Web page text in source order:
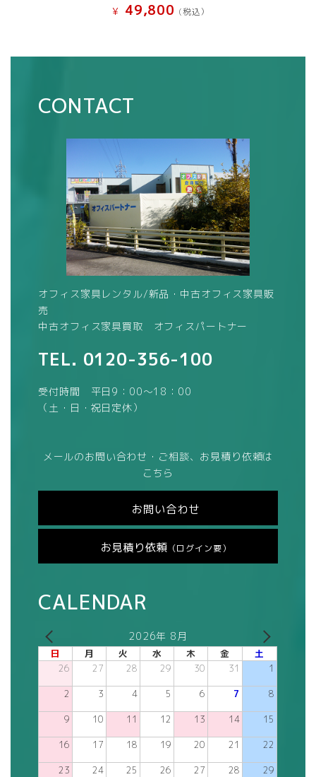
¥ 49,800 (税込）
CONTACT
オフィス家具レンタル/新品・中古オフィス家具販
売
中古オフィス家具買取 オフィスパートナー
TEL. 0120-356-100
受付時間 平日9：00～18：00
（土・日・祝日定休）
メールのお問い合わせ・ご相談、お見積り依頼は
こちら
お問い合わせ
お見積り依頼 （ログイン要）
CALENDAR
2026年 8月
日 月 火 水 木 金 土
26 27 28 29 30 31 1
2 3 4 5 6 7 8
9 10 11 12 13 14 15
16 17 18 19 20 21 22
23 24 25 26 27 28 29